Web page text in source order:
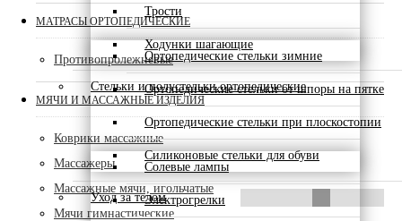
Трости
Ходунки шагающие
Стельки и полустельки ортопедические
Ортопедические стельки зимние
Ортопедические стельки от шпоры на пятке
Ортопедические стельки при плоскостопии
Силиконовые стельки для обуви
Уход за телом
Солевые лампы
Электрогрелки
МАТРАСЫ ОРТОПЕДИЧЕСКИЕ
Противопролежневые
МЯЧИ И МАССАЖНЫЕ ИЗДЕЛИЯ
Коврики массажные
Массажеры
Массажные мячи, игольчатые
Мячи гимнастические